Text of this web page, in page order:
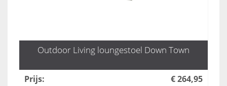
Outdoor Living loungestoel Down Town
Prijs: € 264,95